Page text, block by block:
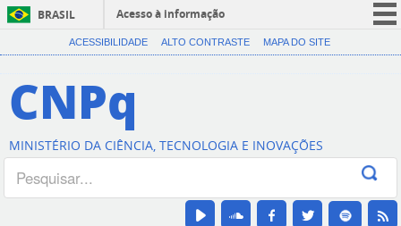
BRASIL
Acesso à informação
CORONAVÍRUS (COVID-19)
Canais
ACESSIBILIDADE ALTO CONTRASTE MAPA DO SITE
CNPq
MINISTÉRIO DA CIÊNCIA, TECNOLOGIA E INOVAÇÕES